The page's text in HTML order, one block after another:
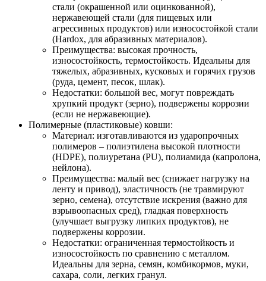
стали (окрашенной или оцинкованной),
нержавеющей стали (для пищевых или
агрессивных продуктов) или износостойкой стали
(Hardox, для абразивных материалов).
Преимущества: высокая прочность,
износостойкость, термостойкость. Идеальны для
тяжелых, абразивных, кусковых и горячих грузов
(руда, цемент, песок, шлак).
Недостатки: большой вес, могут повреждать
хрупкий продукт (зерно), подвержены коррозии
(если не нержавеющие).
Полимерные (пластиковые) ковши:
Материал: изготавливаются из ударопрочных
полимеров – полиэтилена высокой плотности
(HDPE), полиуретана (PU), полиамида (капролона,
нейлона).
Преимущества: малый вес (снижает нагрузку на
ленту и привод), эластичность (не травмируют
зерно, семена), отсутствие искрения (важно для
взрывоопасных сред), гладкая поверхность
(улучшает выгрузку липких продуктов), не
подвержены коррозии.
Недостатки: ограниченная термостойкость и
износостойкость по сравнению с металлом.
Идеальны для зерна, семян, комбикормов, муки,
сахара, соли, легких гранул.